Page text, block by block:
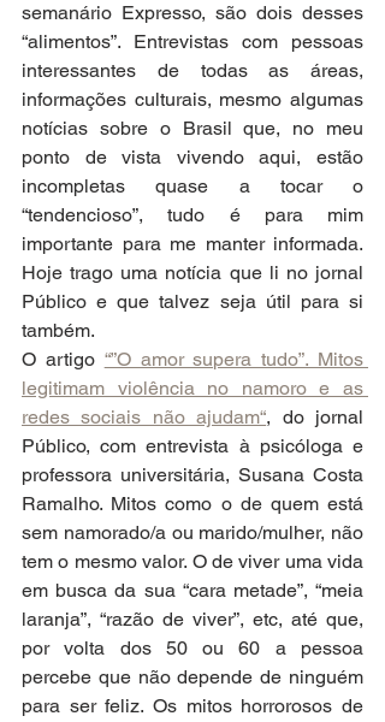
semanário Expresso, são dois desses
“alimentos”. Entrevistas com pessoas
interessantes de todas as áreas,
informações culturais, mesmo algumas
notícias sobre o Brasil que, no meu
ponto de vista vivendo aqui, estão
incompletas quase a tocar o
“tendencioso”, tudo é para mim
importante para me manter informada.
Hoje trago uma notícia que li no jornal
Público e que talvez seja útil para si
também.
O artigo “”O amor supera tudo”. Mitos
legitimam violência no namoro e as
redes sociais não ajudam“, do jornal
Público, com entrevista à psicóloga e
professora universitária, Susana Costa
Ramalho. Mitos como o de quem está
sem namorado/a ou marido/mulher, não
tem o mesmo valor. O de viver uma vida
em busca da sua “cara metade”, “meia
laranja”, “razão de viver”, etc, até que,
por volta dos 50 ou 60 a pessoa
percebe que não depende de ninguém
para ser feliz. Os mitos horrorosos de